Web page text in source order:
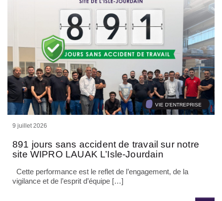
VIE D'ENTREPRISE
9 juillet 2026
891 jours sans accident de travail sur notre
site WIPRO LAUAK L’Isle-Jourdain
Cette performance est le reflet de l’engagement, de la
vigilance et de l’esprit d’équipe […]